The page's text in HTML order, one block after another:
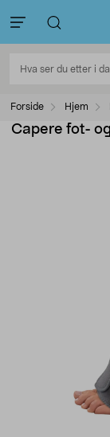
Forside Hjem
Capere fot-